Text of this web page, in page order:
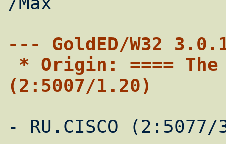
--- GoldED/W32
(2:5007/1.20)
- RU.CISCO